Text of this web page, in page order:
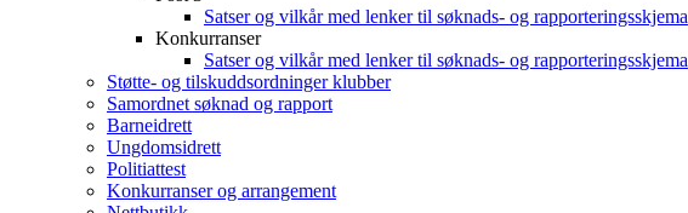
Satser og vilkår med lenker til søknads- og rapporteringsskjema
Konkurranser
Satser og vilkår med lenker til søknads- og rapporteringsskjema
Støtte- og tilskuddsordninger klubber
Samordnet søknad og rapport
Barneidrett
Ungdomsidrett
Politiattest
Konkurranser og arrangement